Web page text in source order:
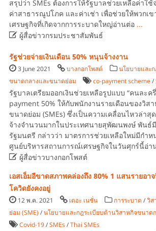
สรุปว่า SMEs ต้องการให้รัฐบาลช่วยเหลือค่าใช้
ค่าสาธารณูปโภค และค่าเช่า เพื่อช่วยให้พวกเข
เศรษฐกิจที่เกิดจากการระบาดใหญ่อ่านต่อ ...
ผู้สื่อข่าวกรมประชาสัมพันธ์
รัฐช่วยจ่ายเงินเดือน 50% หนุนจ้างงาน
3 June 2021 บางกอกโพสต์
นโยบายและ
ขนาดกลางและขนาดย่อม
co-payment scheme /
รัฐบาลเตรียมออกเงินช่วยเหลือรูปแบบ “คนละค
payment 50% ให้กับพนักงานรายเดือนของวิส
ขนาดย่อม (SMEs) ซึ่งเป็นความเคลื่อนไหวล่าสุ
จ้างจำนวนมากในประเทศนายสุพัฒนพงษ์ พันธ์
รัฐมนตรี กล่าวว่า มาตรการช่วยเหลือใหม่มีกำ
ศูนย์บริหารสถานการณ์เศรษฐกิจในวันศุกร์นี้อ่า
ผู้สื่อข่าวบางกอกโพสต์
เอสเอ็มอีขาดสภาพคล่องถึง 80% 1 แสนรายอา
โควิดยังคงอยู่
12 พ.ค. 2021 เดอะ เนชั่น การระบาด /วิส
ย่อม (SME) /นโยบายและกฎระเบียบด้านวิสาหกิจขนาด
Covid-19/SMEs/Thai SMEs